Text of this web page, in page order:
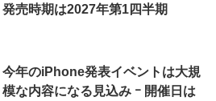
発売時期は2027年第1四半期
今年のiPhone発表イベントは大規
模な内容になる見込み ｰ 開催日は